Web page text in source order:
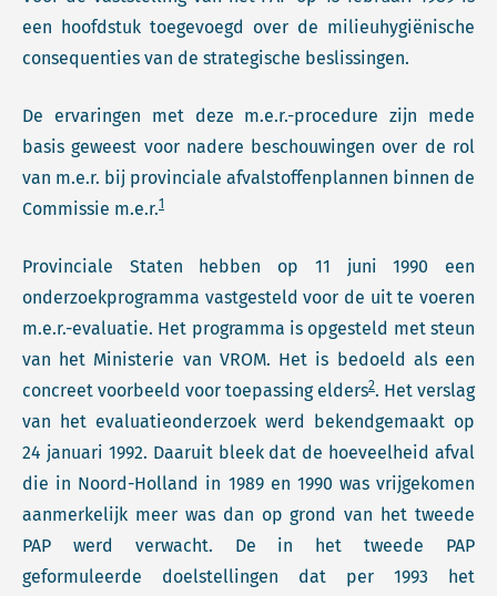
een hoofdstuk toegevoegd over de milieuhygiënische
consequenties van de strategische beslissingen.
De ervaringen met deze m.e.r.-procedure zijn mede
basis geweest voor nadere beschouwingen over de rol
van m.e.r. bij provinciale afvalstoffenplannen binnen de
Commissie m.e.r.1
Provinciale Staten hebben op 11 juni 1990 een
onderzoekprogramma vastgesteld voor de uit te voeren
m.e.r.-evaluatie. Het programma is opgesteld met steun
van het Ministerie van VROM. Het is bedoeld als een
concreet voorbeeld voor toepassing elders2. Het verslag
van het evaluatieonderzoek werd bekendgemaakt op
24 januari 1992. Daaruit bleek dat de hoeveelheid afval
die in Noord-Holland in 1989 en 1990 was vrijgekomen
aanmerkelijk meer was dan op grond van het tweede
PAP werd verwacht. De in het tweede PAP
geformuleerde doelstellingen dat per 1993 het